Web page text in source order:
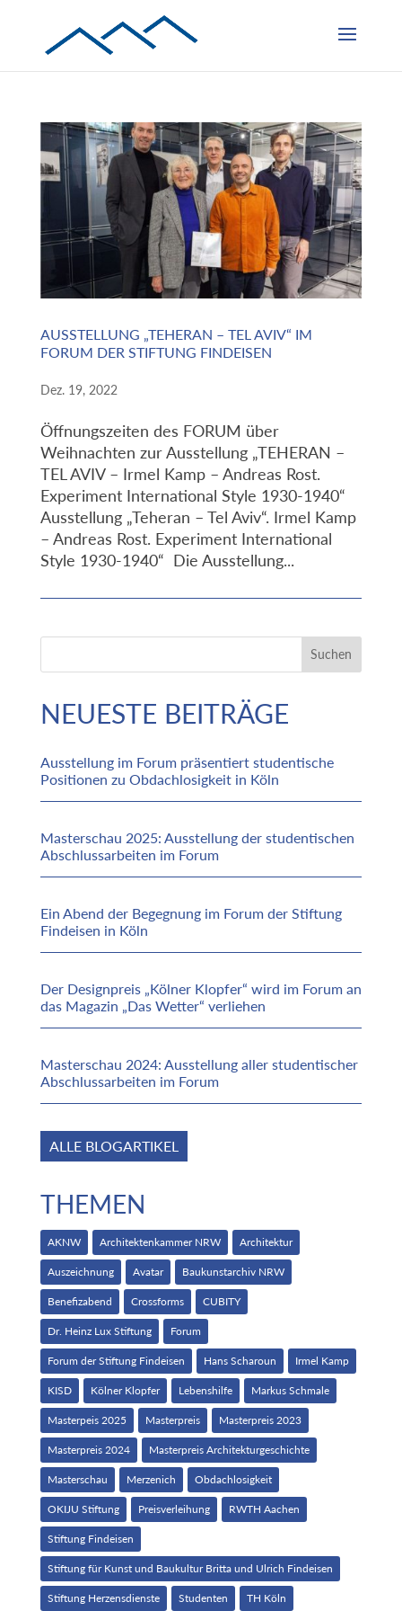
AUSSTELLUNG „TEHERAN – TEL AVIV“ IM
FORUM DER STIFTUNG FINDEISEN
Dez. 19, 2022
Öffnungszeiten des FORUM über
Weihnachten zur Ausstellung „TEHERAN –
TEL AVIV – Irmel Kamp – Andreas Rost.
Experiment International Style 1930-1940“
Ausstellung „Teheran – Tel Aviv“. Irmel Kamp
– Andreas Rost. Experiment International
Style 1930-1940“ Die Ausstellung...
Suchen
NEUESTE BEITRÄGE
Ausstellung im Forum präsentiert studentische
Positionen zu Obdachlosigkeit in Köln
Masterschau 2025: Ausstellung der studentischen
Abschlussarbeiten im Forum
Ein Abend der Begegnung im Forum der Stiftung
Findeisen in Köln
Der Designpreis „Kölner Klopfer“ wird im Forum an
das Magazin „Das Wetter“ verliehen
Masterschau 2024: Ausstellung aller studentischer
Abschlussarbeiten im Forum
ALLE BLOGARTIKEL
THEMEN
AKNW Architektenkammer NRW Architektur
Auszeichnung Avatar Baukunstarchiv NRW
Benefizabend Crossforms CUBITY
Dr. Heinz Lux Stiftung Forum
Forum der Stiftung Findeisen Hans Scharoun Irmel Kamp
KISD Kölner Klopfer Lebenshilfe Markus Schmale
Masterpeis 2025 Masterpreis Masterpreis 2023
Masterpreis 2024 Masterpreis Architekturgeschichte
Masterschau Merzenich Obdachlosigkeit
OKIJU Stiftung Preisverleihung RWTH Aachen
Stiftung Findeisen
Stiftung für Kunst und Baukultur Britta und Ulrich Findeisen
Stiftung Herzensdienste Studenten TH Köln